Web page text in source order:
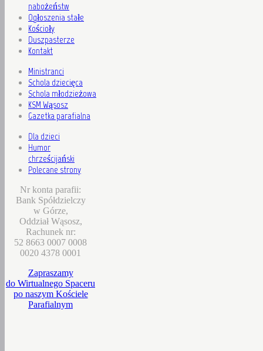
nabożeństw
Ogłoszenia stałe
Kościoły
Duszpasterze
Kontakt
Ministranci
Schola dziecięca
Schola młodzieżowa
KSM Wąsosz
Gazetka parafialna
Dla dzieci
Humor
chrześcijański
Polecane strony
Nr konta parafii:
Bank Spółdzielczy
w Górze,
Oddział Wąsosz,
Rachunek nr:
52 8663 0007 0008
0020 4378 0001
Zapraszamy
do Wirtualnego Spaceru
po naszym Kościele
Parafialnym